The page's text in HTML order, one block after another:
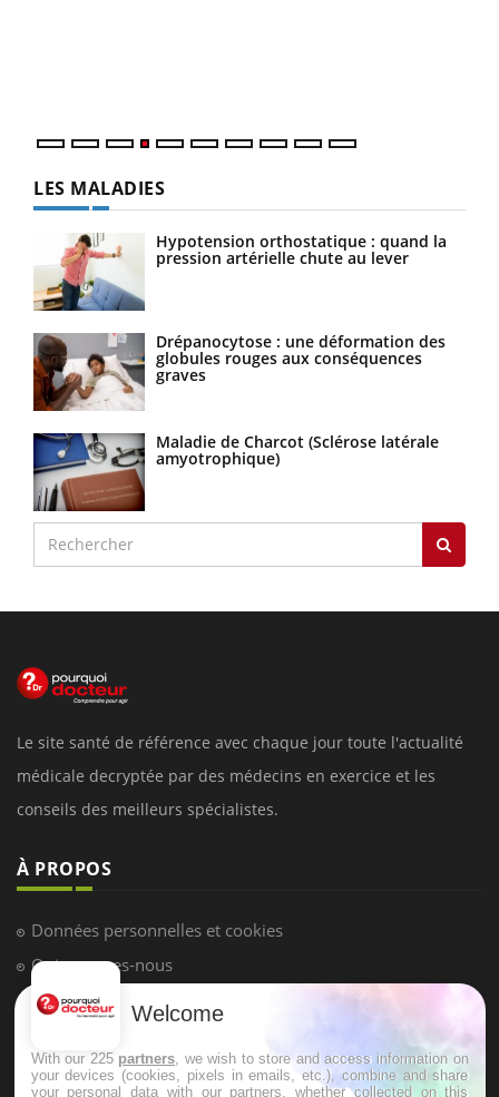
LES MALADIES
Hypotension orthostatique : quand la
pression artérielle chute au lever
Drépanocytose : une déformation des
globules rouges aux conséquences
graves
Maladie de Charcot (Sclérose latérale
amyotrophique)
Le site santé de référence avec chaque jour toute l'actualité
médicale decryptée par des médecins en exercice et les
conseils des meilleurs spécialistes.
À PROPOS
Données personnelles et cookies
Qui sommes-nous
Conditions d'utilisation
Mentions Légales
Welcome
With our 225 partners , we wish to store and access information on
your devices (cookies, pixels in emails, etc.), combine and share
your personal data with our partners, whether collected on this